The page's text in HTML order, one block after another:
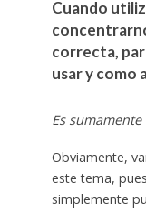
Cuando
correcta,
usar y como
Es
Obviamente,
este tema,
simplemente